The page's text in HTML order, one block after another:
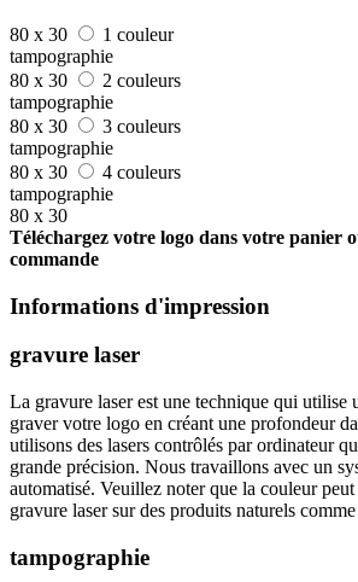
80 x 30
1 couleur
tampographie
80 x 30
2 couleurs
tampographie
80 x 30
3 couleurs
tampographie
80 x 30
4 couleurs
tampographie
80 x 30
Téléchargez votre logo dans votre panier
commande
Informations d'impression
gravure laser
La gravure laser est une technique qui utilise
graver votre logo en créant une profondeur
utilisons des lasers contrôlés par ordinateur
grande précision. Nous travaillons avec un
automatisé. Veuillez noter que la couleur
gravure laser sur des produits naturels
tampographie